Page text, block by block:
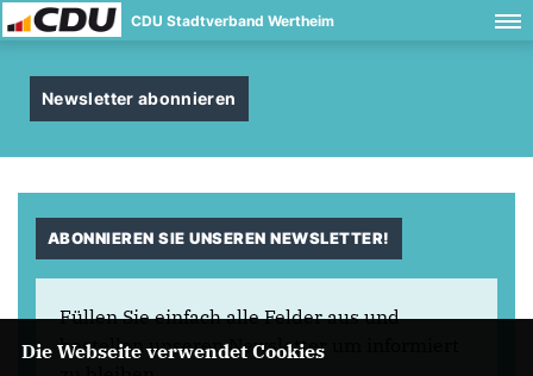
CDU Stadtverband Wertheim
Newsletter abonnieren
ABONNIEREN SIE UNSEREN NEWSLETTER!
Füllen Sie einfach alle Felder aus und
bestellen unseren Newsletter um informiert
Die Webseite verwendet Cookies